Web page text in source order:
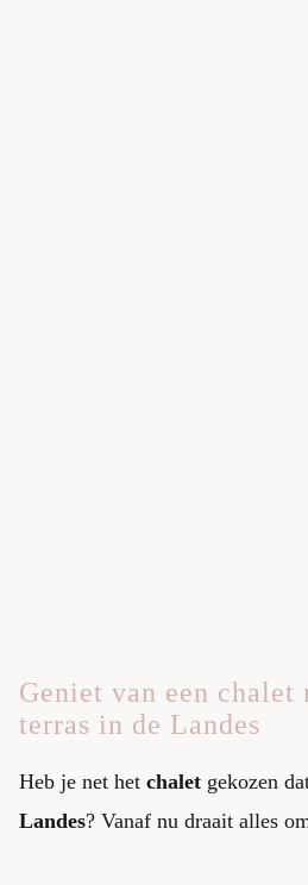
Geniet van een chalet
terras in de Landes
Heb je net het chalet gekozen
Landes? Vanaf nu draait alles